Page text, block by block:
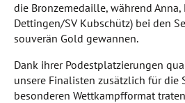
die Bronzemedaille, während Anna,
Dettingen/SV Kubschütz) bei den
souverän Gold gewannen.
Dank ihrer Podestplatzierungen
unsere Finalisten zusätzlich für die
besonderen Wettkampfformat